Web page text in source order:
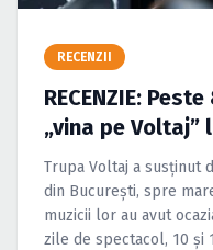
Caută în site...
RECENZII
RECENZIE:
„vina pe Voltaj”
Trupa Voltaj a susţinut
din Bucureşti, spre
muzicii lor au avut
zile de spectacol, 10 şi